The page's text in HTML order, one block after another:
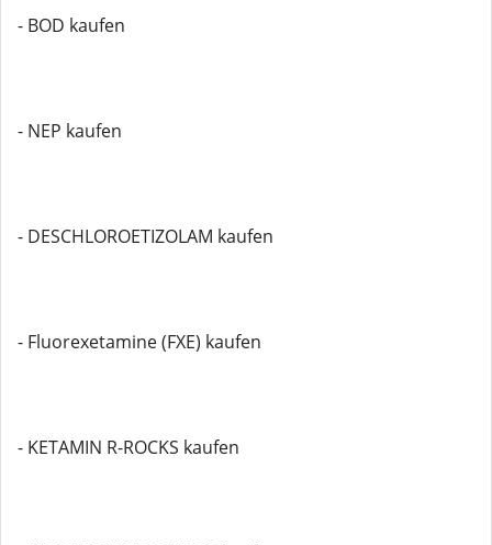
- BOD kaufen
- NEP kaufen
- DESCHLOROETIZOLAM kaufen
- Fluorexetamine (FXE) kaufen
- KETAMIN R-ROCKS kaufen